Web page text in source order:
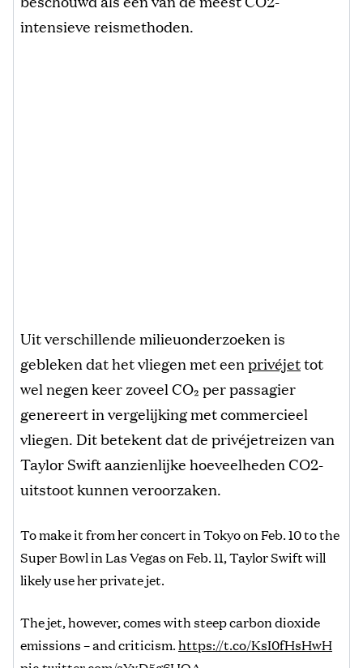
intensieve reismethoden.
Uit verschillende milieuonderzoeken is
gebleken dat het vliegen met eenprivéjettot
wel negen keer zoveel CO₂ per passagier
genereert in vergelijking met commercieel
vliegen. Dit betekent dat de privéjetreizen van
Taylor Swift aanzienlijke hoeveelheden CO2-
uitstoot kunnen veroorzaken.
To make it from her concert in Tokyo on Feb. 10 to the
Super Bowl in Las Vegas on Feb. 11, Taylor Swift will
likely use her private jet.
The jet, however, comes with steep carbon dioxide
emissions – and criticism.https://t.co/KsI0fHsHwH